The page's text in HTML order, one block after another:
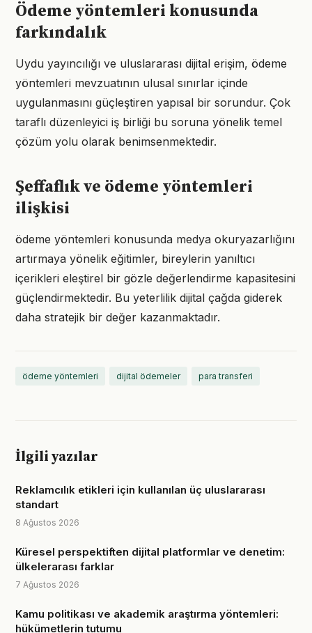
Ödeme yöntemleri konusunda
farkındalık
Uydu yayıncılığı ve uluslararası dijital erişim, ödeme
yöntemleri mevzuatının ulusal sınırlar içinde
uygulanmasını güçleştiren yapısal bir sorundur. Çok
taraflı düzenleyici iş birliği bu soruna yönelik temel
çözüm yolu olarak benimsenmektedir.
Şeffaflık ve ödeme yöntemleri
ilişkisi
ödeme yöntemleri konusunda medya okuryazarlığını
artırmaya yönelik eğitimler, bireylerin yanıltıcı
içerikleri eleştirel bir gözle değerlendirme kapasitesini
güçlendirmektedir. Bu yeterlilik dijital çağda giderek
daha stratejik bir değer kazanmaktadır.
ödeme yöntemleri dijital ödemeler para transferi
İlgili yazılar
Reklamcılık etikleri için kullanılan üç uluslararası
standart
8 Ağustos 2026
Küresel perspektiften dijital platformlar ve denetim:
ülkelerarası farklar
7 Ağustos 2026
Kamu politikası ve akademik araştırma yöntemleri:
hükümetlerin tutumu